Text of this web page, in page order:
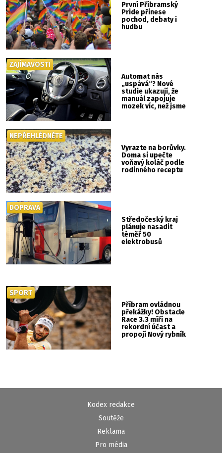
První Příbramský
Pride přinese
pochod, debaty i
hudbu
Automat nás
„uspává“? Nové
studie ukazují, že
manuál zapojuje
mozek víc, než jsme
ZAJÍMAVOSTI
Vyrazte na borůvky.
Doma si upečte
voňavý koláč podle
rodinného receptu
NEPŘEHLÉDNĚTE
Středočeský kraj
plánuje nasadit
téměř 50
elektrobusů
DOPRAVA
Příbram ovládnou
překážky! Obstacle
Race 3.3 míří na
rekordní účast a
propojí Nový rybník
SPORT
Kodex redakce
Soutěže
Reklama
Pro média